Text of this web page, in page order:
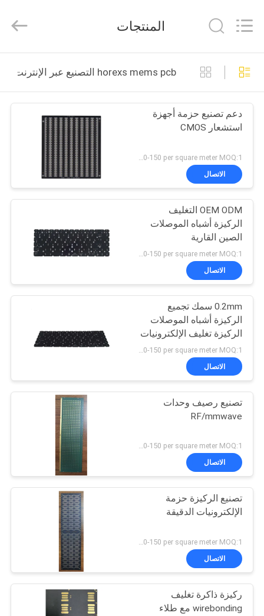
الصفحة
الرئيسية
منتجات
معلومات
جولة
المعمل
مراقبة
الجودة
اتصل
أخبار
اطلب
اقتباس
خريطة
PRIVACY
POLICY
Co.,Ltd..
المنتجات
horexs mems pcb التصنيع عبر الإنترنت
دعم تصنيع حزمة أجهزة
استشعار CMOS
US 120-150 per square meter MOQ:1 متر مربع
الاتصال
OEM ODM التغليف
الركيزة أشباه الموصلات
الصين القارية
الاتصال
0.2mm سمك تجميع
الركيزة أشباه الموصلات
الركيزة تغليف الإلكترونيات
الدقيقة
الاتصال
تصنيع رصيف وحدات
RF/mmwave
US 120-150 per square meter MOQ:1 متر مربع
الاتصال
تصنيع الركيزة حزمة
الإلكترونيات الدقيقة
US 120-150 per square meter MOQ:1 متر مربع
الاتصال
ركيزة ذاكرة تغليف
wirebonding مع طلاء